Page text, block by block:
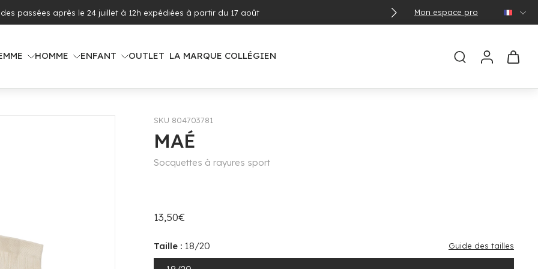
Mon espace pro
dès 100€ d'achat (voir pays concernés) 🌞
HOMME ENFANT OUTLET LA MARQUE COLLÉGIEN
SKU 804703781
MAÉ
Socquettes à rayures sport
13,50€
Taille : 18/20 Guide des tailles